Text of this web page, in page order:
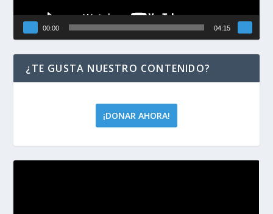
00:00 04:15
¿TE GUSTA NUESTRO CONTENIDO?
¡DONAR AHORA!